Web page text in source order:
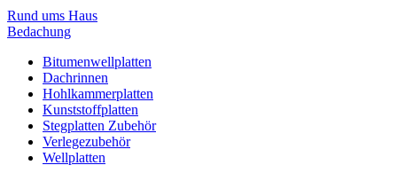
Rund ums Haus
Bedachung
Bitumenwellplatten
Dachrinnen
Hohlkammerplatten
Kunststoffplatten
Stegplatten Zubehör
Verlegezubehör
Wellplatten